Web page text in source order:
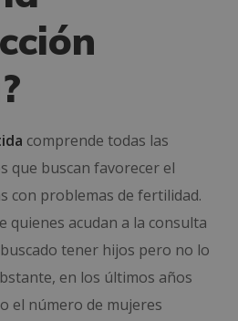
comprende todas las
que buscan favorecer el
con problemas de fertilidad.
quienes acudan a la consulta
tener hijos pero no lo
en los últimos años
el número de mujeres